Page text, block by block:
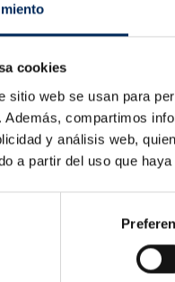
cookies
sitio web se usan para
Además, compartimos
y análisis web,
a partir del uso que
0/39-BE100
109,78 €